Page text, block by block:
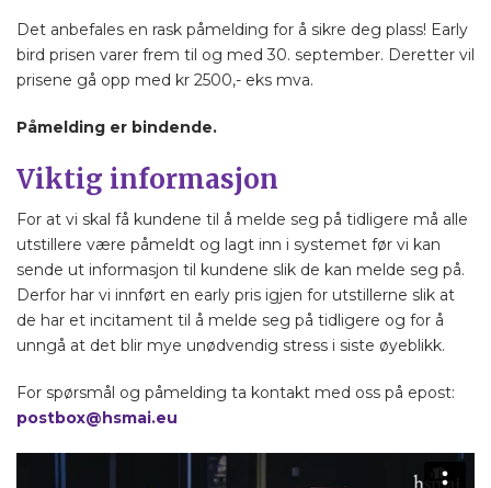
Det anbefales en rask påmelding for å sikre deg plass! Early
bird prisen varer frem til og med 30. september. Deretter vil
prisene gå opp med kr 2500,- eks mva.
Påmelding er bindende.
Viktig informasjon
For at vi skal få kundene til å melde seg på tidligere må alle
utstillere være påmeldt og lagt inn i systemet før vi kan
sende ut informasjon til kundene slik de kan melde seg på.
Derfor har vi innført en early pris igjen for utstillerne slik at
de har et incitament til å melde seg på tidligere og for å
unngå at det blir mye unødvendig stress i siste øyeblikk.
For spørsmål og påmelding ta kontakt med oss på epost:
postbox@hsmai.eu